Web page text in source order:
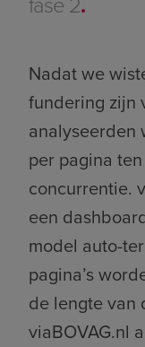
Nadat we
fundering zijn
analyseerden
per pagina
concurrentie. v
een
model auto-
pagina’s
de lengte van
viaBOVAG.nl